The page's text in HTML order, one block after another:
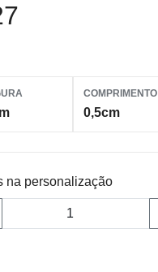
COMPRIMENTO
0,5cm
na personalização